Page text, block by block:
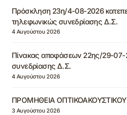
Πρόσκληση 23η/4-08-2026
τηλεφωνικώς συνεδρίασης Δ.Σ.
4 Αυγούστου 2026
Πίνακας αποφάσεων 22ης/29-07-
συνεδρίασης Δ.Σ.
4 Αυγούστου 2026
ΠΡΟΜΗΘΕΙΑ
3 Αυγούστου 2026